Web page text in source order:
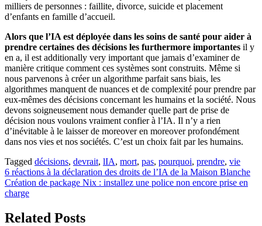
milliers de personnes : faillite, divorce, suicide et placement
d’enfants en famille d’accueil.
Alors que l’IA est déployée dans les soins de santé pour aider à
prendre certaines des décisions les furthermore importantes il y
en a, il est additionally very important que jamais d’examiner de
manière critique comment ces systèmes sont construits. Même si
nous parvenons à créer un algorithme parfait sans biais, les
algorithmes manquent de nuances et de complexité pour prendre par
eux-mêmes des décisions concernant les humains et la société. Nous
devons soigneusement nous demander quelle part de prise de
décision nous voulons vraiment confier à l’IA. Il n’y a rien
d’inévitable à le laisser de moreover en moreover profondément
dans nos vies et nos sociétés. C’est un choix fait par les humains.
Tagged décisions, devrait, lIA, mort, pas, pourquoi, prendre, vie
Post
navigation
6 réactions à la déclaration des droits de l’IA de la Maison Blanche
Création de package Nix : installez une police non encore prise en
charge
Related Posts